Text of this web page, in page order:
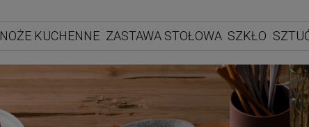
NOŻE KUCHENNE ZASTAWA STOŁOWA SZKŁO